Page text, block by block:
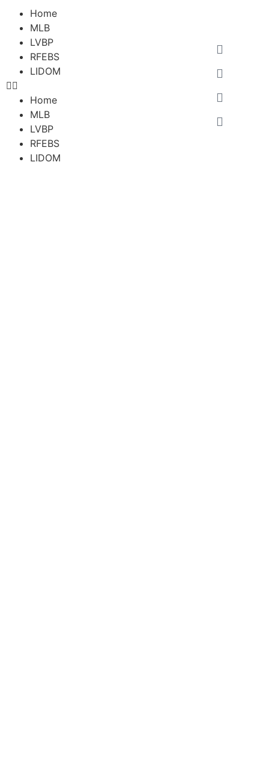
Home
MLB
LVBP
RFEBS
LIDOM
Home
MLB
LVBP
RFEBS
LIDOM